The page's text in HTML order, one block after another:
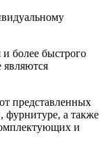
более быстрого
являются
представленных
фурнитуре, а также
и